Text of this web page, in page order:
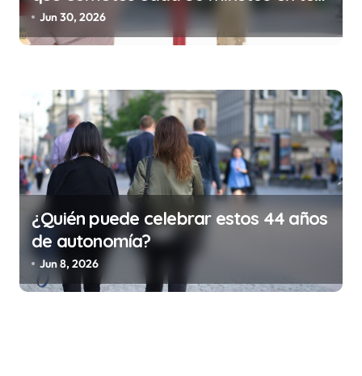
trabajo (y la ilegalidad que te puede
costar la vida)
Jun 30, 2026
¿Quién puede celebrar estos 44 años
de autonomía?
Jun 8, 2026